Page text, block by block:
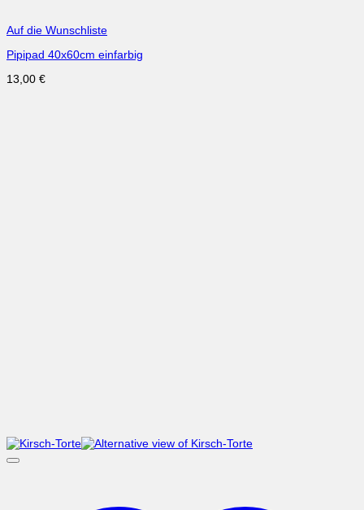
Auf die Wunschliste
Pipipad 40x60cm einfarbig
13,00 €